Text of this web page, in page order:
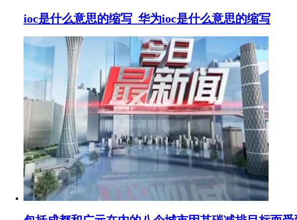
ioc是什么意思的缩写_华为ioc是什么意思的缩写